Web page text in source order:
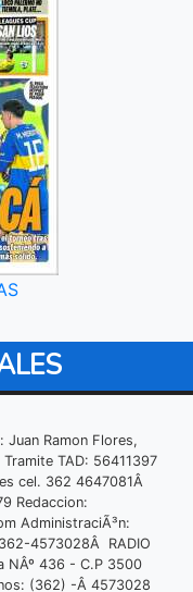
Juan Ramon Flores,
TAD: 56411397
cel. 362 4647081Â
Redaccion:
AdministraciÃ³n:
4573028Â RADIO
NÂº 436 - C.P 3500
(362) -Â 4573028